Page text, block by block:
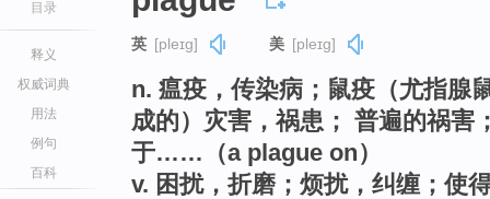
目录
释义
权威词典
用法
例句
百科
英 [pleɪɡ] 美 [pleɪɡ]
n. 瘟疫，传染病；鼠疫（尤指腺
成的）灾害，祸患； 普遍的祸害
于……（a plague on）
v. 困扰，折磨；烦扰，纠缠；使